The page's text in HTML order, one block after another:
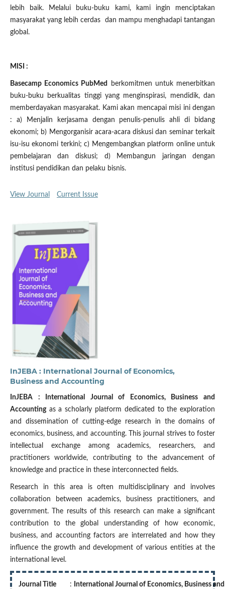
lebih baik. Melalui buku-buku kami, kami ingin menciptakan
masyarakat yang lebih cerdas dan mampu menghadapi tantangan
global.
MISI :
Basecamp Economics PubMed
berkomitmen untuk menerbitkan
buku-buku berkualitas tinggi yang menginspirasi, mendidik, dan
memberdayakan masyarakat. Kami akan mencapai misi ini dengan
: a) Menjalin kerjasama dengan penulis-penulis ahli di bidang
ekonomi; b) Mengorganisir acara-acara diskusi dan seminar terkait
isu-isu ekonomi terkini; c) Mengembangkan platform online untuk
pembelajaran dan diskusi; d) Membangun jaringan dengan
institusi pendidikan dan pelaku bisnis.
View Journal Current Issue
InJEBA : International Journal of Economics,
Business and Accounting
InJEBA : International Journal of Economics, Business and
Accountingas a scholarly platform dedicated to the exploration
and dissemination of cutting-edge research in the domains of
economics, business, and accounting. This journal strives to foster
intellectual exchange among academics, researchers, and
practitioners worldwide, contributing to the advancement of
knowledge and practice in these interconnected fields.
Research in this area is often multidisciplinary and involves
collaboration between academics, business practitioners, and
government. The results of this research can make a significant
contribution to the global understanding of how economic,
business, and accounting factors are interrelated and how they
influence the growth and development of various entities at the
international level.
Journal Title :
International Journal of Economics, Business